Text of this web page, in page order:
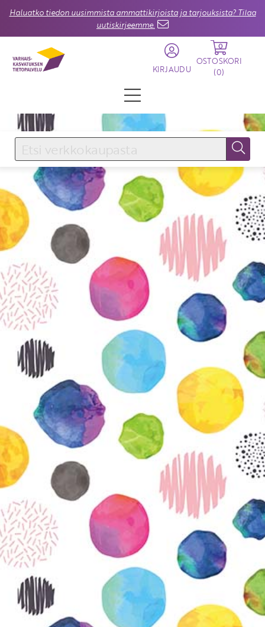
Haluatko tiedon uusimmista ammattikirjoista ja tarjouksista? Tilaa
uutiskirjeemme.
KIRJAUDU
0
OSTOSKORI
(0)
KIRJAUDU SISÄÄN
Käyttäjätunnus
Salasana
Unohtuiko salasana?
KIRJAUDU SISÄÄN
Etkö ole vielä Varhaiskasvatuksen Tietopalvelun
Liity tästä!